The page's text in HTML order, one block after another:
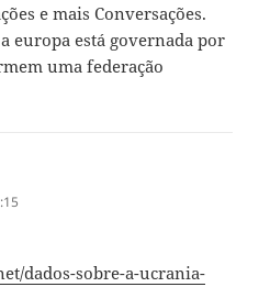
e mais Conversações.
europa está governada por
uma federação
dados-sobre-a-ucrania-